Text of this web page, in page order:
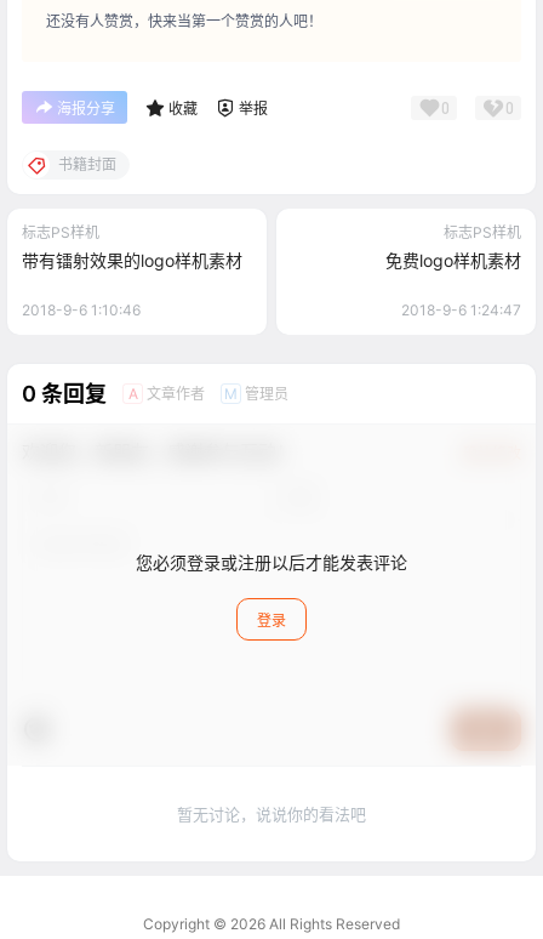
还没有人赞赏，快来当第一个赞赏的人吧！
海报分享 收藏 举报 0 0
书籍封面
标志PS样机
带有镭射效果的logo样机素材
2018-9-6 1:10:46
标志PS样机
免费logo样机素材
2018-9-6 1:24:47
0 条回复 A 文章作者 M 管理员
您必须登录或注册以后才能发表评论
登录
暂无讨论，说说你的看法吧
Copyright © 2026 All Rights Reserved